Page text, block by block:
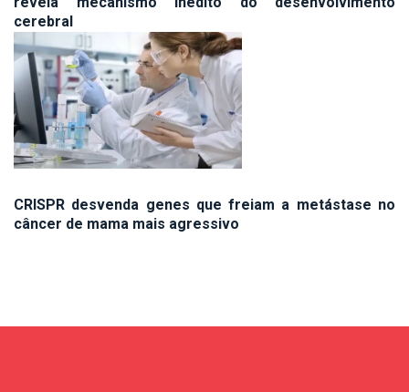
cerebral
CRISPR desvenda genes que freiam a metástase no
câncer de mama mais agressivo